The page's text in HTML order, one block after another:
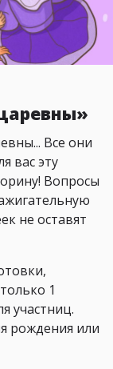
Все они
вас эту
Вопросы
не оставят
1
участниц.
рождения или